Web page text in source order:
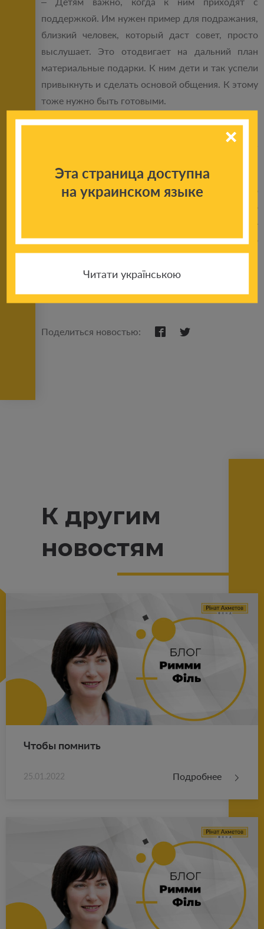
поддержкой. Им нужен пример для подражания,
близкий человек, который даст совет, просто
выслушает. Это отодвигает на дальний план
материальные подарки. К ним дети и так успели
привыкнуть и сделать основой общения. К этому
тоже нужно быть готовыми.
– Все же, главный показатель проекта не цифры.
А изменения в жизни детей, их «знаю, чего хочу»
Чужих детей не бывает. Я особенно глубоко это
хочешь и можешь помочь такому ребенку –
берись и делай. Детям это действительно
необходимо.
Поделиться новостью:
К другим
новостям
Чтобы пом­нить
25.01.2022 Подробнее
Эта страница доступна
на украинском языке
Читати українською